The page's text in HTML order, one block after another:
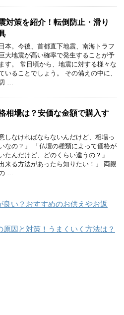
対策を紹介！転倒防止・滑り
本。今後、首都直下地震、南海トラフ
大地震が高い確率で発生することが予
す。 常日頃から、地震に対する様々な
いることでしょう。 その備えの中に、
…
相場は？安価な金額で購入す
しなければならないんだけど、相場っ
なの？」 「仏壇の種類によって価格が
たんだけど、どのくらい違うの？」
来る方法があったら知りたい！」 両親
…
良い？おすすめのお供えやお返
原因と対策！うまくいく方法は？